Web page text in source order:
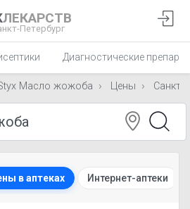
ЛЕКАРСТВ
Петербург
Диагностические
Масло жожоба Цены Санкт-
в аптеках Интернет-аптеки